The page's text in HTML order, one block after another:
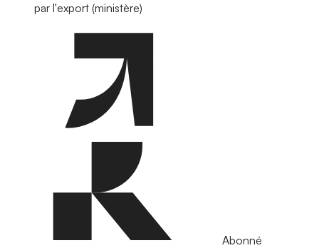
par l'export (ministère)
Abonné